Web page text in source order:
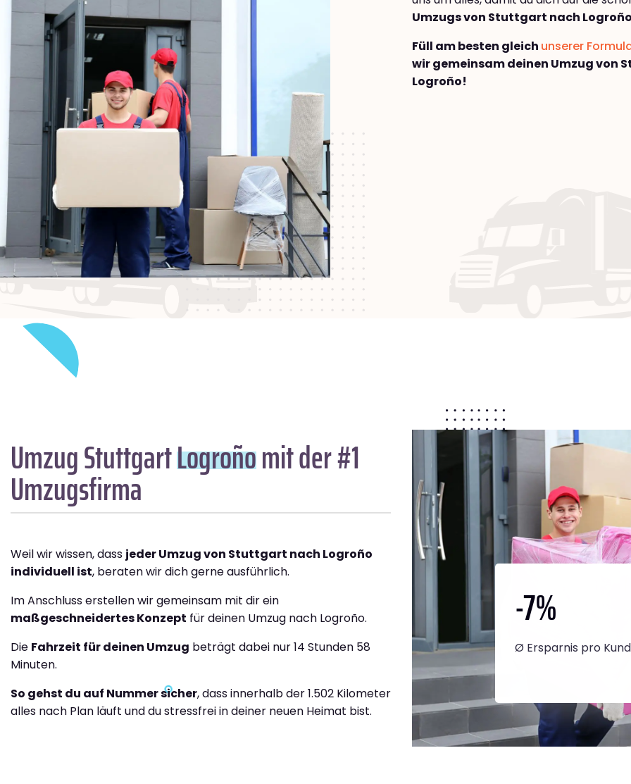
Umzugs von Stuttgart nach
Füll am besten gleich unserer
wir gemeinsam deinen Umzug von
Logroño!
Umzug StuttgartLogroñomit der #1
Umzugsfirma
Weil wir wissen, dass jeder Umzug von Stuttgart nach Logroño
individuell ist, beraten wir dich gerne ausführlich.
Im Anschluss erstellen wir gemeinsam mit dir ein
maßgeschneidertes Konzept für deinen Umzug nach Logroño.
Die Fahrzeit für deinen Umzug beträgt dabei nur 14 Stunden 58
Minuten.
So gehst du auf Nummer sicher, dass innerhalb der 1.502 Kilometer
alles nach Plan läuft und du stressfrei in deiner neuen Heimat bist.
-7%
Ø Ersparnis pro